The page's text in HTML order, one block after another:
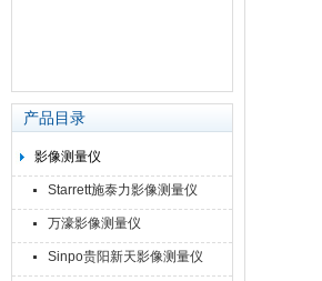
产品目录
影像测量仪
Starrett施泰力影像测量仪
万濠影像测量仪
Sinpo贵阳新天影像测量仪